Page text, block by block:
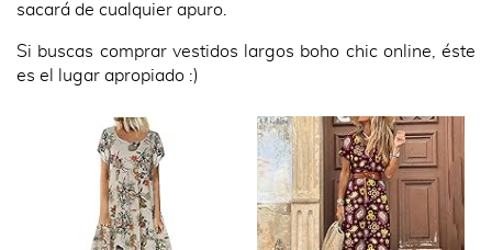
sacará de cualquier apuro.
Si buscas comprar vestidos largos boho chic online, éste
es el lugar apropiado :)